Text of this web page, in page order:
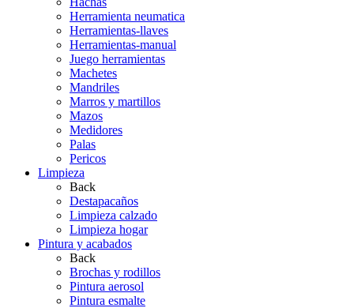
Herramienta neumatica
Herramientas-llaves
Herramientas-manual
Juego herramientas
Machetes
Mandriles
Marros y martillos
Mazos
Medidores
Palas
Pericos
Limpieza
Back
Destapacaños
Limpieza calzado
Limpieza hogar
Pintura y acabados
Back
Brochas y rodillos
Pintura aerosol
Pintura esmalte